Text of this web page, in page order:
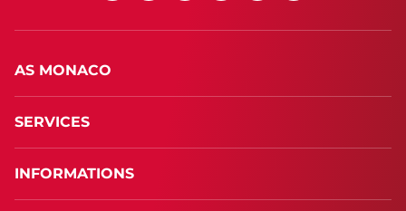
AS MONACO
SERVICES
INFORMATIONS